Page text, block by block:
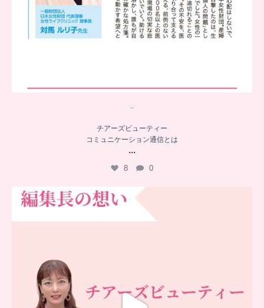
..
チアーズビューティー
コミュニケーション通信とは
...
8 0
チアーズビューティー誕生秘話